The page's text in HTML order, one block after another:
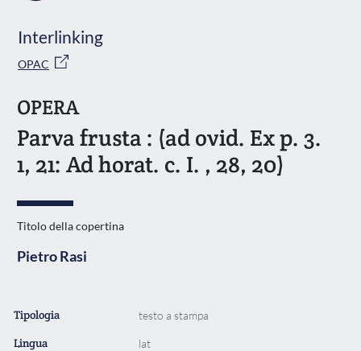
Interlinking
OPAC
OPERA
Parva frusta : (ad ovid. Ex p. 3.
1, 21: Ad horat. c. I. , 28, 20)
Titolo della copertina
Pietro Rasi
Tipologia testo a stampa
Lingua lat